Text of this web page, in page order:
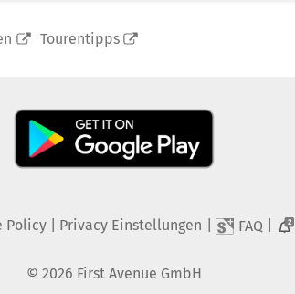
Tourentipps
Policy| Privacy Einstellungen FAQ 2
© 2026 First Avenue GmbH